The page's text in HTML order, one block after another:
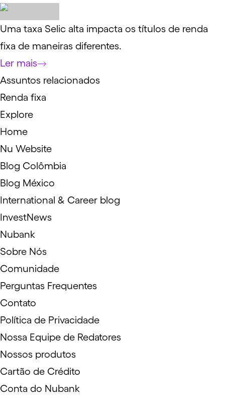
Uma taxa Selic alta impacta os títulos de renda
fixa de maneiras diferentes.
Ler mais
Assuntos relacionados
Renda fixa
Explore
Home
Nu Website
Blog Colômbia
Blog México
International & Career blog
InvestNews
Nubank
Sobre Nós
Comunidade
Perguntas Frequentes
Contato
Política de Privacidade
Nossa Equipe de Redatores
Nossos produtos
Cartão de Crédito
Conta do Nubank